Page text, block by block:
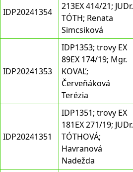
IDP20241354
213EX 414/21; JUDr.
TÓTH; Renata
Simcsiková
IDP20241353
IDP1353; trovy EX
89EX 174/19; Mgr.
KOVAĽ;
Červeňáková
Terézia
IDP20241351
IDP1351; trovy EX
181EX 271/19; JUDr.
TÓTHOVÁ;
Havranová
Nadežda